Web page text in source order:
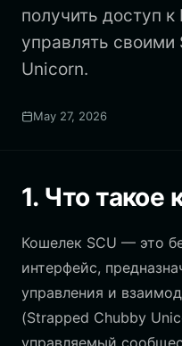
получить доступ
управлять
Unicorn.
May 27, 2026
1. Что такое
Кошелек SCU — это
интерфейс,
управления и
(Strapped Chubby
управляемый